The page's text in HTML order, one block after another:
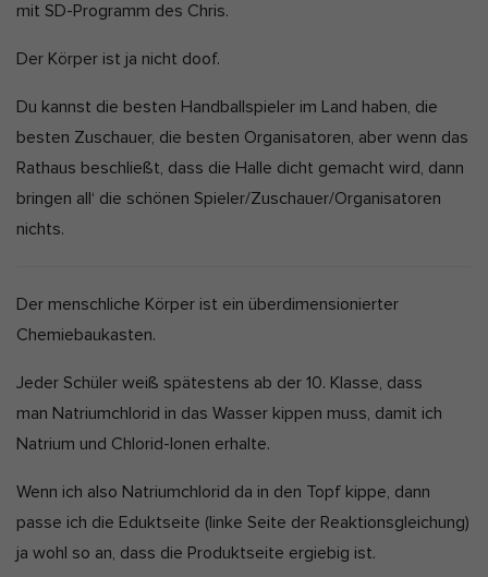
mit SD-Programm des Chris.
Der Körper ist ja nicht doof.
Du kannst die besten Handballspieler im Land haben, die
besten Zuschauer, die besten Organisatoren, aber wenn das
Rathaus beschließt, dass die Halle dicht gemacht wird, dann
bringen all‘ die schönen Spieler/Zuschauer/Organisatoren
nichts.
Der menschliche Körper ist ein überdimensionierter
Chemiebaukasten.
Jeder Schüler weiß spätestens ab der 10. Klasse, dass
man Natriumchlorid in das Wasser kippen muss, damit ich
Natrium und Chlorid-Ionen erhalte.
Wenn ich also Natriumchlorid da in den Topf kippe, dann
passe ich die Eduktseite (linke Seite der Reaktionsgleichung)
ja wohl so an, dass die Produktseite ergiebig ist.
manuellen Einwilligung mehr.